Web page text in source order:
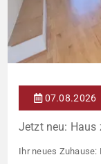
07.08.2026
Jetzt neu: Haus
Ihr neues